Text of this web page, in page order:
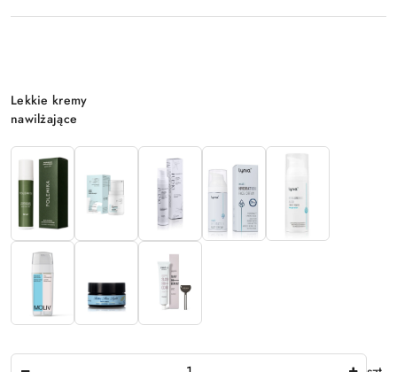
Wariant
Lekkie kremy
nawilżające